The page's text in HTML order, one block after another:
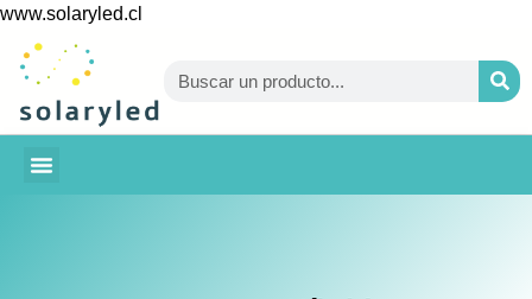
www.solaryled.cl